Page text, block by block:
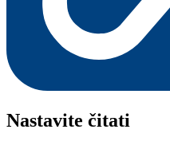
Nastavite čitati